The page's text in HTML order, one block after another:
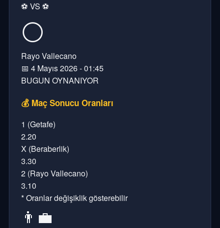
⚽ VS ⚽
⚪
Rayo Vallecano
📅 4 Mayıs 2026 - 01:45
BUGUN OYNANIYOR
💰 Maç Sonucu Oranları
1 (Getafe)
2.20
X (Beraberlik)
3.30
2 (Rayo Vallecano)
3.10
* Oranlar değişiklik gösterebilir
👨‍💼